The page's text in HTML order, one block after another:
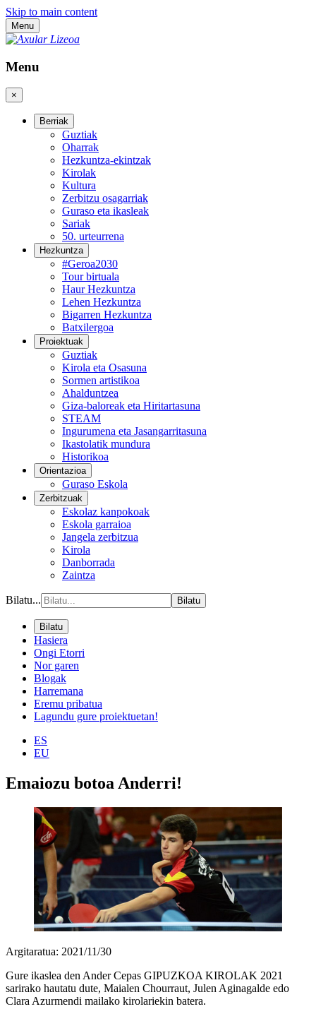
Skip to main content
Menu
Menu
×
Berriak
Guztiak
Oharrak
Hezkuntza-ekintzak
Kirolak
Kultura
Zerbitzu osagarriak
Guraso eta ikasleak
Sariak
50. urteurrena
Hezkuntza
#Geroa2030
Tour birtuala
Haur Hezkuntza
Lehen Hezkuntza
Bigarren Hezkuntza
Batxilergoa
Proiektuak
Guztiak
Kirola eta Osasuna
Sormen artistikoa
Ahalduntzea
Giza-baloreak eta Hiritartasuna
STEAM
Ingurumena eta Jasangarritasuna
Ikastolatik mundura
Historikoa
Orientazioa
Guraso Eskola
Zerbitzuak
Eskolaz kanpokoak
Eskola garraioa
Jangela zerbitzua
Kirola
Danborrada
Zaintza
Bilatu... Bilatu
Bilatu
Hasiera
Ongi Etorri
Nor garen
Blogak
Harremana
Eremu pribatua
Lagundu gure proiektuetan!
ES
EU
Emaiozu botoa Anderri!
Argitaratua: 2021/11/30
Gure ikaslea den Ander Cepas GIPUZKOA KIROLAK 2021
sarirako hautatu dute, Maialen Chourraut, Julen Aginagalde edo
Clara Azurmendi mailako kirolariekin batera.